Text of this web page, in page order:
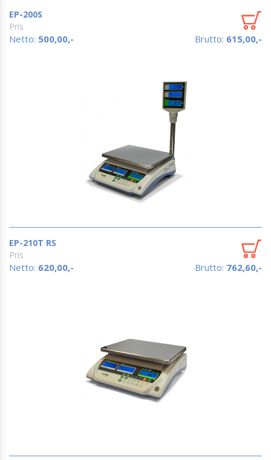
EP-200S
Pris
Netto: 500,00,- Brutto: 615,00,-
EP-210T RS
Pris
Netto: 620,00,- Brutto: 762,60,-